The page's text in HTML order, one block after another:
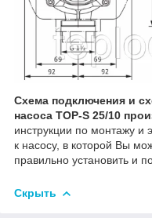
Схема подключения и
насоса TOP-S 25/10
инструкции по монтажу и
к насосу, в которой Вы
правильно установить и
Скрыть